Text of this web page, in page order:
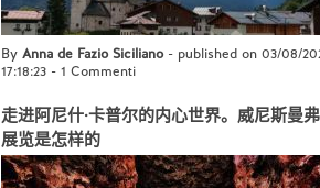
By Anna de Fazio Siciliano- published on 03/08/
17:18:23 - 1 Commenti
走进阿尼什·卡普尔的内心世界。威尼斯曼
展览是怎样的